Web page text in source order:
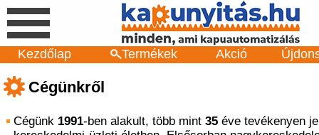
Kezdőlap Termékek Akció
Cégünkről
Cégünk 1991-ben alakult, több mint 35 éve tevékenyen